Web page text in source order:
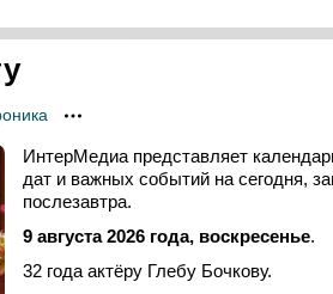
ИнтерМедиа представляет
дат и важных событий на сегодня,
послезавтра.
9 августа 2026 года, воскресенье.
32 года актёру Глебу Бочкову.